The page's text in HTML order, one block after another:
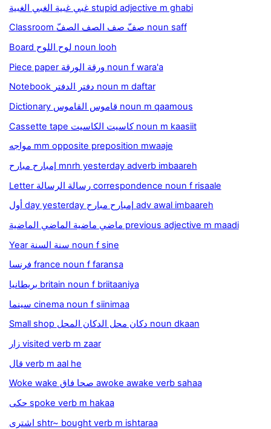
غبي غبية الغبي الغبية stupid adjective m ghabi
Classroom صفّ صف الصف الصفّ noun saff
Board لوح اللوح noun looh
Piece paper ورقة الورقة noun f wara'a
Notebook دفتر الدفتر noun m daftar
Dictionary قاموس القاموس noun m qaamous
Cassette tape كاسيت الكاسيت noun m kaasiit
مواجه mm opposite preposition mwaaje
إمبارح مبارح mnrh yesterday adverb imbaareh
Letter رسالة الرسالة correspondence noun f risaale
أول day yesterday إمبارح مبارح adv awal imbaareh
ماضي ماضية الماضي الماضية previous adjective m maadi
Year سنة السنة noun f sine
فرنسا france noun f faransa
بريطانيا britain noun f briitaaniya
سينما cinema noun f siinimaa
Small shop دكان محل الدكان المحل noun dkaan
زار visited verb m zaar
قال verb m aal he
Woke wake صحا فاق awoke awake verb sahaa
حكى spoke verb m hakaa
اشترى shtr~ bought verb m ishtaraa